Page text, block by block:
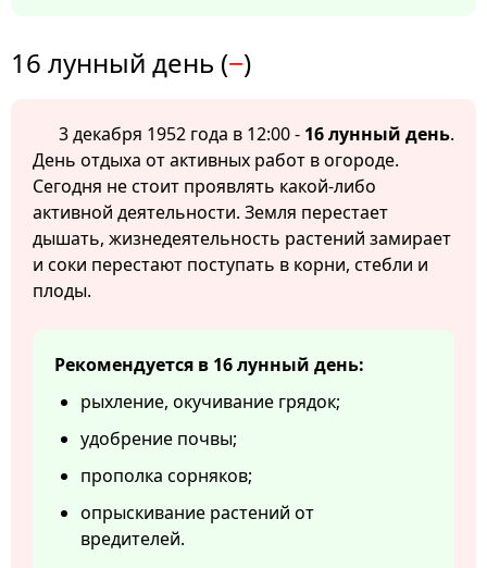
16 лунный день (−)
3 декабря 1952 года в 12:00 - 16 лунный день.
День отдыха от активных работ в огороде.
Сегодня не стоит проявлять какой-либо
активной деятельности. Земля перестает
дышать, жизнедеятельность растений замирает
и соки перестают поступать в корни, стебли и
плоды.
Рекомендуется в 16 лунный день:
рыхление, окучивание грядок;
удобрение почвы;
прополка сорняков;
опрыскивание растений от
вредителей.